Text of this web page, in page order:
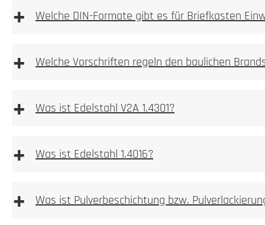
einbetoniert
3. Bohren
Allgemeine Warnhinweise
+ Welche DIN-Formate gibt es für Briefkasten
+ Welche Vorschriften regeln den baulichen
+ Was ist Edelstahl V2A 1.4301?
+ Was ist Edelstahl 1.4016?
magnetisch.
+ Was ist Pulverbeschichtung bzw.